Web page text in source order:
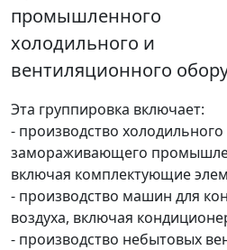
промышленного
холодильного и
вентиляционного
Эта группировка включает:
- производство холодильного
замораживающего
включая комплектующие
- производство машин для
воздуха, включая
- производство небытовых